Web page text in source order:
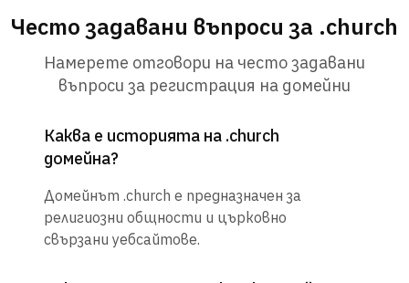
Често задавани въпроси за .church
Намерете отговори на често задавани
въпроси за регистрация на домейни
Каква е историята на .church
домейна?
Домейнът .church е предназначен за
религиозни общности и църковно
свързани уебсайтове.